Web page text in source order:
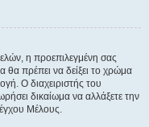
η προεπιλεγμένη σας
θα πρέπει να δείξει το χρώμα
Ο διαχειριστής του
δικαίωμα να αλλάξετε την
Μέλους.